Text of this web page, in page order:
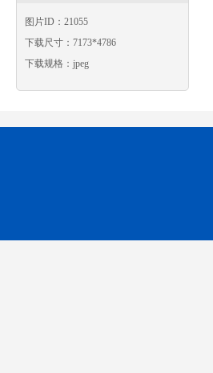
图片ID：21055
下载尺寸：7173*4786
下载规格：jpeg